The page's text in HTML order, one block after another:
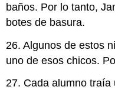
baños. Por lo tanto,
botes de basura.
26. Algunos de estos
uno de esos chicos.
27. Cada alumno